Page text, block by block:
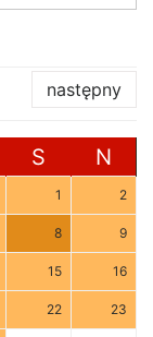
następny
S N
1 2
8 9
15 16
22 23